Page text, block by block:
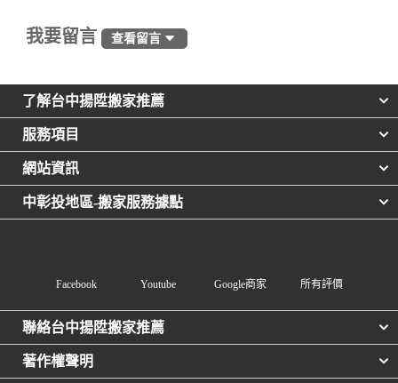
我要留言 查看留言
了解台中揚陞搬家推薦
服務項目
網站資訊
中彰投地區-搬家服務據點
Facebook Youtube Google商家 所有評價
聯絡台中揚陞搬家推薦
著作權聲明